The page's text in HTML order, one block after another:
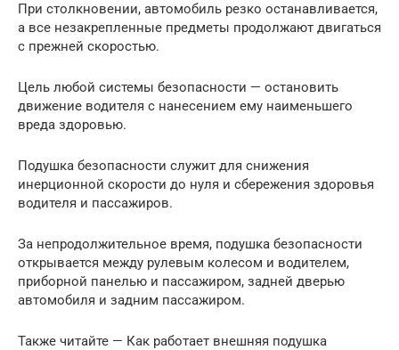
При столкновении, автомобиль резко останавливается,
а все незакрепленные предметы продолжают двигаться
с прежней скоростью.
Цель любой системы безопасности — остановить
движение водителя с нанесением ему наименьшего
вреда здоровью.
Подушка безопасности служит для снижения
инерционной скорости до нуля и сбережения здоровья
водителя и пассажиров.
За непродолжительное время, подушка безопасности
открывается между рулевым колесом и водителем,
приборной панелью и пассажиром, задней дверью
автомобиля и задним пассажиром.
Также читайте — Как работает внешняя подушка